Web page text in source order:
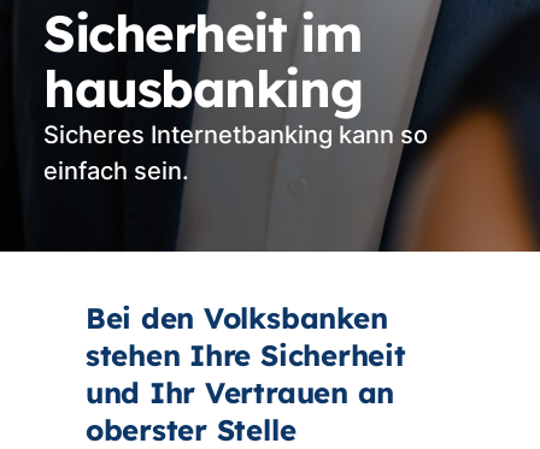
Sicherheit im
hausbanking
Sicheres Internetbanking kann so
einfach sein.
Bei den Volksbanken
stehen Ihre Sicherheit
und Ihr Vertrauen an
oberster Stelle